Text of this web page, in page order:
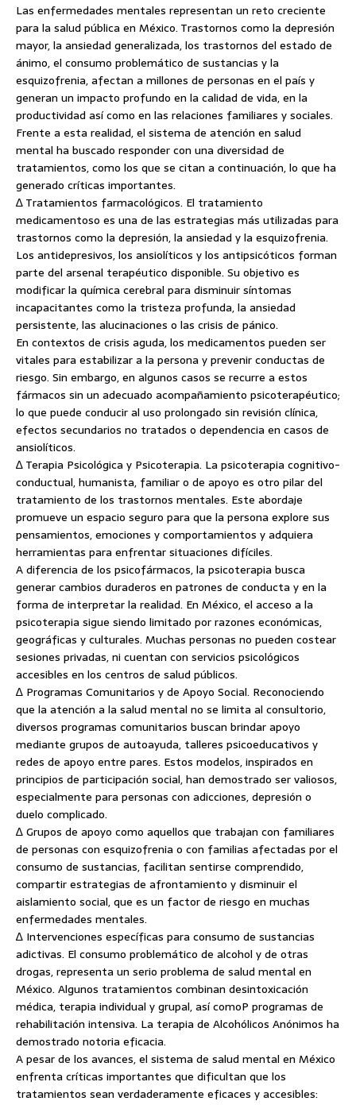
Las enfermedades mentales representan un reto creciente
para la salud pública en México. Trastornos como la depresión
mayor, la ansiedad generalizada, los trastornos del estado de
ánimo, el consumo problemático de sustancias y la
esquizofrenia, afectan a millones de personas en el país y
generan un impacto profundo en la calidad de vida, en la
productividad así como en las relaciones familiares y sociales.
Frente a esta realidad, el sistema de atención en salud
mental ha buscado responder con una diversidad de
tratamientos, como los que se citan a continuación, lo que ha
generado críticas importantes.
∆ Tratamientos farmacológicos. El tratamiento
medicamentoso es una de las estrategias más utilizadas para
trastornos como la depresión, la ansiedad y la esquizofrenia.
Los antidepresivos, los ansiolíticos y los antipsicóticos forman
parte del arsenal terapéutico disponible. Su objetivo es
modificar la química cerebral para disminuir síntomas
incapacitantes como la tristeza profunda, la ansiedad
persistente, las alucinaciones o las crisis de pánico.
En contextos de crisis aguda, los medicamentos pueden ser
vitales para estabilizar a la persona y prevenir conductas de
riesgo. Sin embargo, en algunos casos se recurre a estos
fármacos sin un adecuado acompañamiento psicoterapéutico;
lo que puede conducir al uso prolongado sin revisión clínica,
efectos secundarios no tratados o dependencia en casos de
ansiolíticos.
∆ Terapia Psicológica y Psicoterapia. La psicoterapia cognitivo-
conductual, humanista, familiar o de apoyo es otro pilar del
tratamiento de los trastornos mentales. Este abordaje
promueve un espacio seguro para que la persona explore sus
pensamientos, emociones y comportamientos y adquiera
herramientas para enfrentar situaciones difíciles.
A diferencia de los psicofármacos, la psicoterapia busca
generar cambios duraderos en patrones de conducta y en la
forma de interpretar la realidad. En México, el acceso a la
psicoterapia sigue siendo limitado por razones económicas,
geográficas y culturales. Muchas personas no pueden costear
sesiones privadas, ni cuentan con servicios psicológicos
accesibles en los centros de salud públicos.
∆ Programas Comunitarios y de Apoyo Social. Reconociendo
que la atención a la salud mental no se limita al consultorio,
diversos programas comunitarios buscan brindar apoyo
mediante grupos de autoayuda, talleres psicoeducativos y
redes de apoyo entre pares. Estos modelos, inspirados en
principios de participación social, han demostrado ser valiosos,
especialmente para personas con adicciones, depresión o
duelo complicado.
∆ Grupos de apoyo como aquellos que trabajan con familiares
de personas con esquizofrenia o con familias afectadas por el
consumo de sustancias, facilitan sentirse comprendido,
compartir estrategias de afrontamiento y disminuir el
aislamiento social, que es un factor de riesgo en muchas
enfermedades mentales.
∆ Intervenciones específicas para consumo de sustancias
adictivas. El consumo problemático de alcohol y de otras
drogas, representa un serio problema de salud mental en
México. Algunos tratamientos combinan desintoxicación
médica, terapia individual y grupal, así comoP programas de
rehabilitación intensiva. La terapia de Alcohólicos Anónimos ha
demostrado notoria eficacia.
A pesar de los avances, el sistema de salud mental en México
enfrenta críticas importantes que dificultan que los
tratamientos sean verdaderamente eficaces y accesibles: